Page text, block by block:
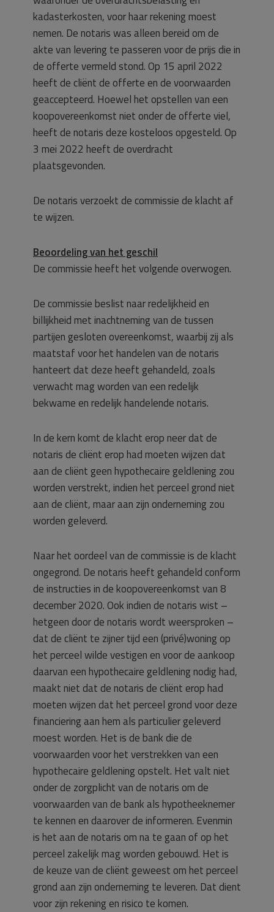
kadasterkosten, voor haar rekening moest
nemen. De notaris was alleen bereid om de
akte van levering te passeren voor de prijs die in
de offerte vermeld stond. Op 15 april 2022
heeft de cliënt de offerte en de voorwaarden
geaccepteerd. Hoewel het opstellen van een
koopovereenkomst niet onder de offerte viel,
heeft de notaris deze kosteloos opgesteld. Op
3 mei 2022 heeft de overdracht
plaatsgevonden.
De notaris verzoekt de commissie de klacht af
te wijzen.
Beoordeling van het geschil
De commissie heeft het volgende overwogen.
De commissie beslist naar redelijkheid en
billijkheid met inachtneming van de tussen
partijen gesloten overeenkomst, waarbij zij als
maatstaf voor het handelen van de notaris
hanteert dat deze heeft gehandeld, zoals
verwacht mag worden van een redelijk
bekwame en redelijk handelende notaris.
In de kern komt de klacht erop neer dat de
notaris de cliënt erop had moeten wijzen dat
aan de cliënt geen hypothecaire geldlening zou
worden verstrekt, indien het perceel grond niet
aan de cliënt, maar aan zijn onderneming zou
worden geleverd.
Naar het oordeel van de commissie is de klacht
ongegrond. De notaris heeft gehandeld conform
de instructies in de koopovereenkomst van 8
december 2020. Ook indien de notaris wist –
hetgeen door de notaris wordt weersproken –
dat de cliënt te zijner tijd een (privé)woning op
het perceel wilde vestigen en voor de aankoop
daarvan een hypothecaire geldlening nodig had,
maakt niet dat de notaris de cliënt erop had
moeten wijzen dat het perceel grond voor deze
financiering aan hem als particulier geleverd
moest worden. Het is de bank die de
voorwaarden voor het verstrekken van een
hypothecaire geldlening opstelt. Het valt niet
onder de zorgplicht van de notaris om de
voorwaarden van de bank als hypotheeknemer
te kennen en daarover de informeren. Evenmin
is het aan de notaris om na te gaan of op het
perceel zakelijk mag worden gebouwd. Het is
de keuze van de cliënt geweest om het perceel
grond aan zijn onderneming te leveren. Dat dient
voor zijn rekening en risico te komen.